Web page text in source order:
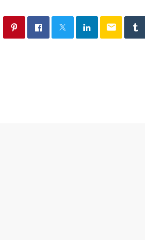
email